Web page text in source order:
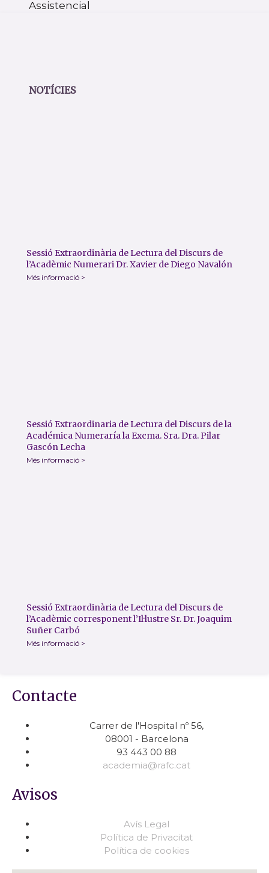
Assistencial
NOTÍCIES
Sessió Extraordinària de Lectura del Discurs de
l’Acadèmic Numerari Dr. Xavier de Diego Navalón
Més informació >
Sessió Extraordinaria de Lectura del Discurs de la
Académica Numeraría la Excma. Sra. Dra. Pilar
Gascón Lecha
Més informació >
Sessió Extraordinària de Lectura del Discurs de
l’Acadèmic corresponent l’Il·lustre Sr. Dr. Joaquim
Suñer Carbó
Més informació >
Contacte
Carrer de l'Hospital nº 56,
08001 - Barcelona
93 443 00 88
academia@rafc.cat
Avisos
Avís Legal
Política de Privacitat
Política de cookies